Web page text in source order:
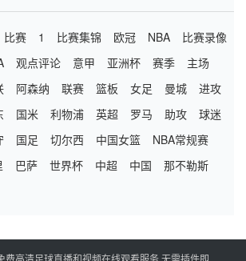
比赛 1 比赛集锦 欧冠 NBA
比赛录像
观点评论 意甲 亚洲杯 赛季
主场
阿森纳 联赛 篮板 女足 曼城
进攻
国米 利物浦 英超 罗马 助攻
球迷
国足 切尔西 中国女篮
NBA常规赛
巴萨 世界杯 中超 中国
那不勒斯
费高清足球直播和视频在线观看服务,无需插件即